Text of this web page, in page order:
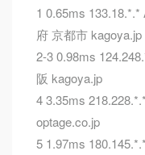
1 0.65ms
府 京都市 kagoya.jp
2-3 0.98ms
阪 kagoya.jp
4 3.35ms
optage.co.jp
5 1.97ms